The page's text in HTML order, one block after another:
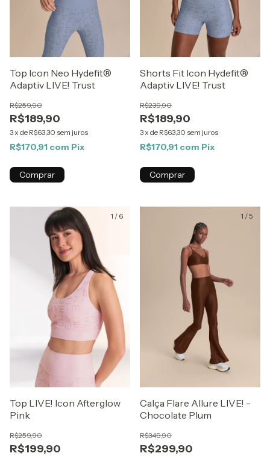
Top Icon Neo Hydefit®
Adaptiv LIVE! Trust
R$189,90
R$259,90
3x de R$63,30 sem juros
R$170,91 com Pix
Comprar
Shorts Fit Icon Hydefit®
Adaptiv LIVE! Trust
R$189,90
R$239,90
3x de R$63,30 sem juros
R$170,91 com Pix
Comprar
1 / 6
Top LIVE! Icon Afterglow
Pink
R$199,90
R$259,90
1 /5
Calça Flare Allure LIVE! -
Chocolate Plum
R$299,90
R$349,90